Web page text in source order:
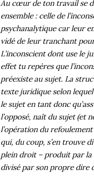
Au cœur de ton travail se
ensemble : celle de
psychanalytique car leur
vidé de leur tranchant
L’inconscient dont use le
effet tu repères que
préexiste au sujet. La
texte juridique selon
le sujet en tant donc
l’opposé, naît du sujet (et
l’opération du
qui, du coup, s’en trouve
plein droit – produit par
divisé par son propre dire